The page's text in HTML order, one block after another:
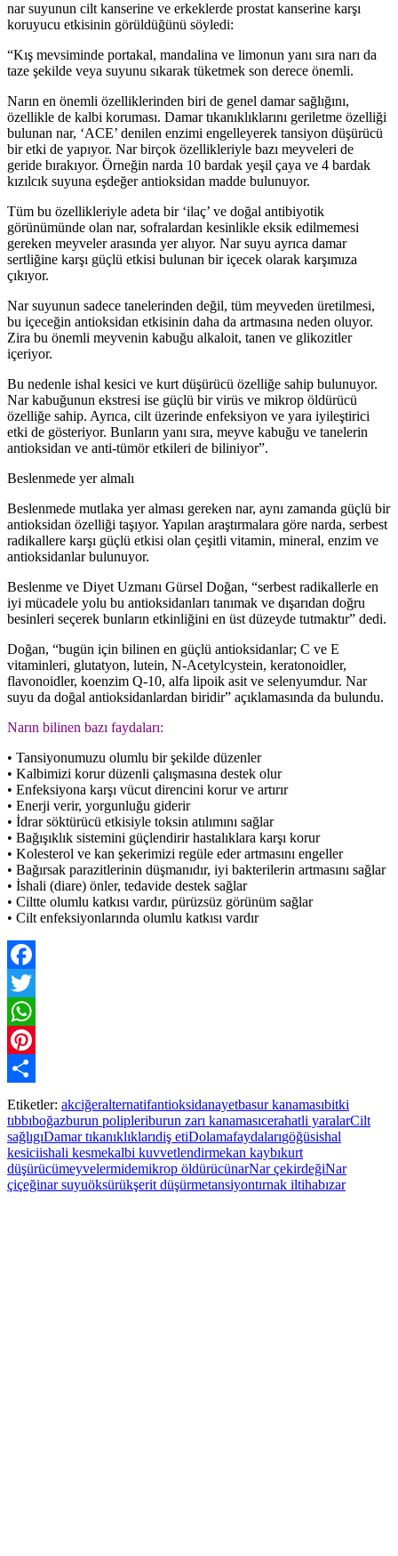
nar suyunun cilt kanserine ve erkeklerde prostat kanserine karşı
koruyucu etkisinin görüldüğünü söyledi:
“Kış mevsiminde portakal, mandalina ve limonun yanı sıra narı da
taze şekilde veya suyunu sıkarak tüketmek son derece önemli.
Narın en önemli özelliklerinden biri de genel damar sağlığını,
özellikle de kalbi koruması. Damar tıkanıklıklarını geriletme özelliği
bulunan nar, ‘ACE’ denilen enzimi engelleyerek tansiyon düşürücü
bir etki de yapıyor. Nar birçok özellikleriyle bazı meyveleri de
geride bırakıyor. Örneğin narda 10 bardak yeşil çaya ve 4 bardak
kızılcık suyuna eşdeğer antioksidan madde bulunuyor.
Tüm bu özellikleriyle adeta bir ‘ilaç’ ve doğal antibiyotik
görünümünde olan nar, sofralardan kesinlikle eksik edilmemesi
gereken meyveler arasında yer alıyor. Nar suyu ayrıca damar
sertliğine karşı güçlü etkisi bulunan bir içecek olarak karşımıza
çıkıyor.
Nar suyunun sadece tanelerinden değil, tüm meyveden üretilmesi,
bu içeceğin antioksidan etkisinin daha da artmasına neden oluyor.
Zira bu önemli meyvenin kabuğu alkaloit, tanen ve glikozitler
içeriyor.
Bu nedenle ishal kesici ve kurt düşürücü özelliğe sahip bulunuyor.
Nar kabuğunun ekstresi ise güçlü bir virüs ve mikrop öldürücü
özelliğe sahip. Ayrıca, cilt üzerinde enfeksiyon ve yara iyileştirici
etki de gösteriyor. Bunların yanı sıra, meyve kabuğu ve tanelerin
antioksidan ve anti-tümör etkileri de biliniyor”.
Beslenmede yer almalı
Beslenmede mutlaka yer alması gereken nar, aynı zamanda güçlü bir
antioksidan özelliği taşıyor. Yapılan araştırmalara göre narda, serbest
radikallere karşı güçlü etkisi olan çeşitli vitamin, mineral, enzim ve
antioksidanlar bulunuyor.
Beslenme ve Diyet Uzmanı Gürsel Doğan, “serbest radikallerle en
iyi mücadele yolu bu antioksidanları tanımak ve dışarıdan doğru
besinleri seçerek bunların etkinliğini en üst düzeyde tutmaktır” dedi.
Doğan, “bugün için bilinen en güçlü antioksidanlar; C ve E
vitaminleri, glutatyon, lutein, N-Acetylcystein, keratonoidler,
flavonoidler, koenzim Q-10, alfa lipoik asit ve selenyumdur. Nar
suyu da doğal antioksidanlardan biridir” açıklamasında da bulundu.
Narın bilinen bazı faydaları:
• Tansiyonumuzu olumlu bir şekilde düzenler
• Kalbimizi korur düzenli çalışmasına destek olur
• Enfeksiyona karşı vücut direncini korur ve artırır
• Enerji verir, yorgunluğu giderir
• İdrar söktürücü etkisiyle toksin atılımını sağlar
• Bağışıklık sistemini güçlendirir hastalıklara karşı korur
• Kolesterol ve kan şekerimizi regüle eder artmasını engeller
• Bağırsak parazitlerinin düşmanıdır, iyi bakterilerin artmasını sağlar
• İshali (diare) önler, tedavide destek sağlar
• Ciltte olumlu katkısı vardır, pürüzsüz görünüm sağlar
• Cilt enfeksiyonlarında olumlu katkısı vardır
Facebook
Twitter
WhatsApp
Pinterest
Paylaş
Etiketler: akciğeralternatifantioksidanayetbasur kanamasıbitki
tıbbıboğazburun polipleriburun zarı kanamasıcerahatli yaralarCilt
sağlıgıDamar tıkanıklıklarıdiş etiDolamafaydalarıgöğüsishal
kesiciishali kesmekalbi kuvvetlendirmekan kaybıkurt
düşürücümeyvelermidemikrop öldürücünarNar çekirdeğiNar
çiçeğinar suyuöksürükşerit düşürmetansiyontırnak iltihabızar